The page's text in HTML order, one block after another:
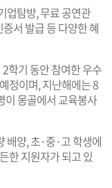
업탐방, 무료 공연관
서 발급 등 다양한 혜
학기 동안 참여한 우수
정이며, 지난해에는 8
이 몽골에서 교육봉사
배양, 초·중·고 학생에
한 지원자가 되고 있